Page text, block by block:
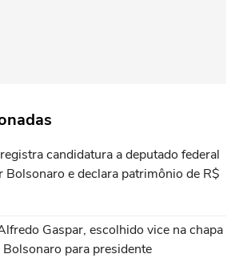
candidatura a deputado federal
Bolsonaro e declara patrimônio de R$
Gaspar, escolhido vice na chapa
Bolsonaro para presidente